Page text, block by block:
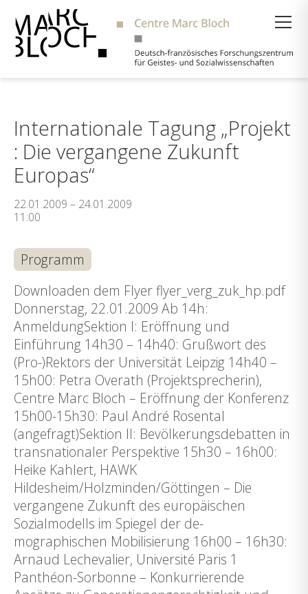
Internationale Tagung „Projekt
: Die vergangene Zukunft
Europas“
22.01.2009 – 24.01.2009
11:00
Programm
Downloaden dem Flyer flyer_verg_zuk_hp.pdf
Donnerstag, 22.01.2009 Ab 14h:
AnmeldungSektion I: Eröffnung und
Einführung 14h30 – 14h40: Grußwort des
(Pro-)Rektors der Universität Leipzig 14h40 –
15h00: Petra Overath (Projektsprecherin),
Centre Marc Bloch – Eröffnung der Konferenz
15h00-15h30: Paul André Rosental
(angefragt)Sektion II: Bevölkerungsdebatten in
transnationaler Perspektive 15h30 – 16h00:
Heike Kahlert, HAWK
Hildesheim/Holzminden/Göttingen – Die
vergangene Zukunft des europäischen
Sozialmodells im Spiegel der de-
mographischen Mobilisierung 16h00 – 16h30:
Arnaud Lechevalier, Université Paris 1
Panthéon-Sorbonne – Konkurrierende